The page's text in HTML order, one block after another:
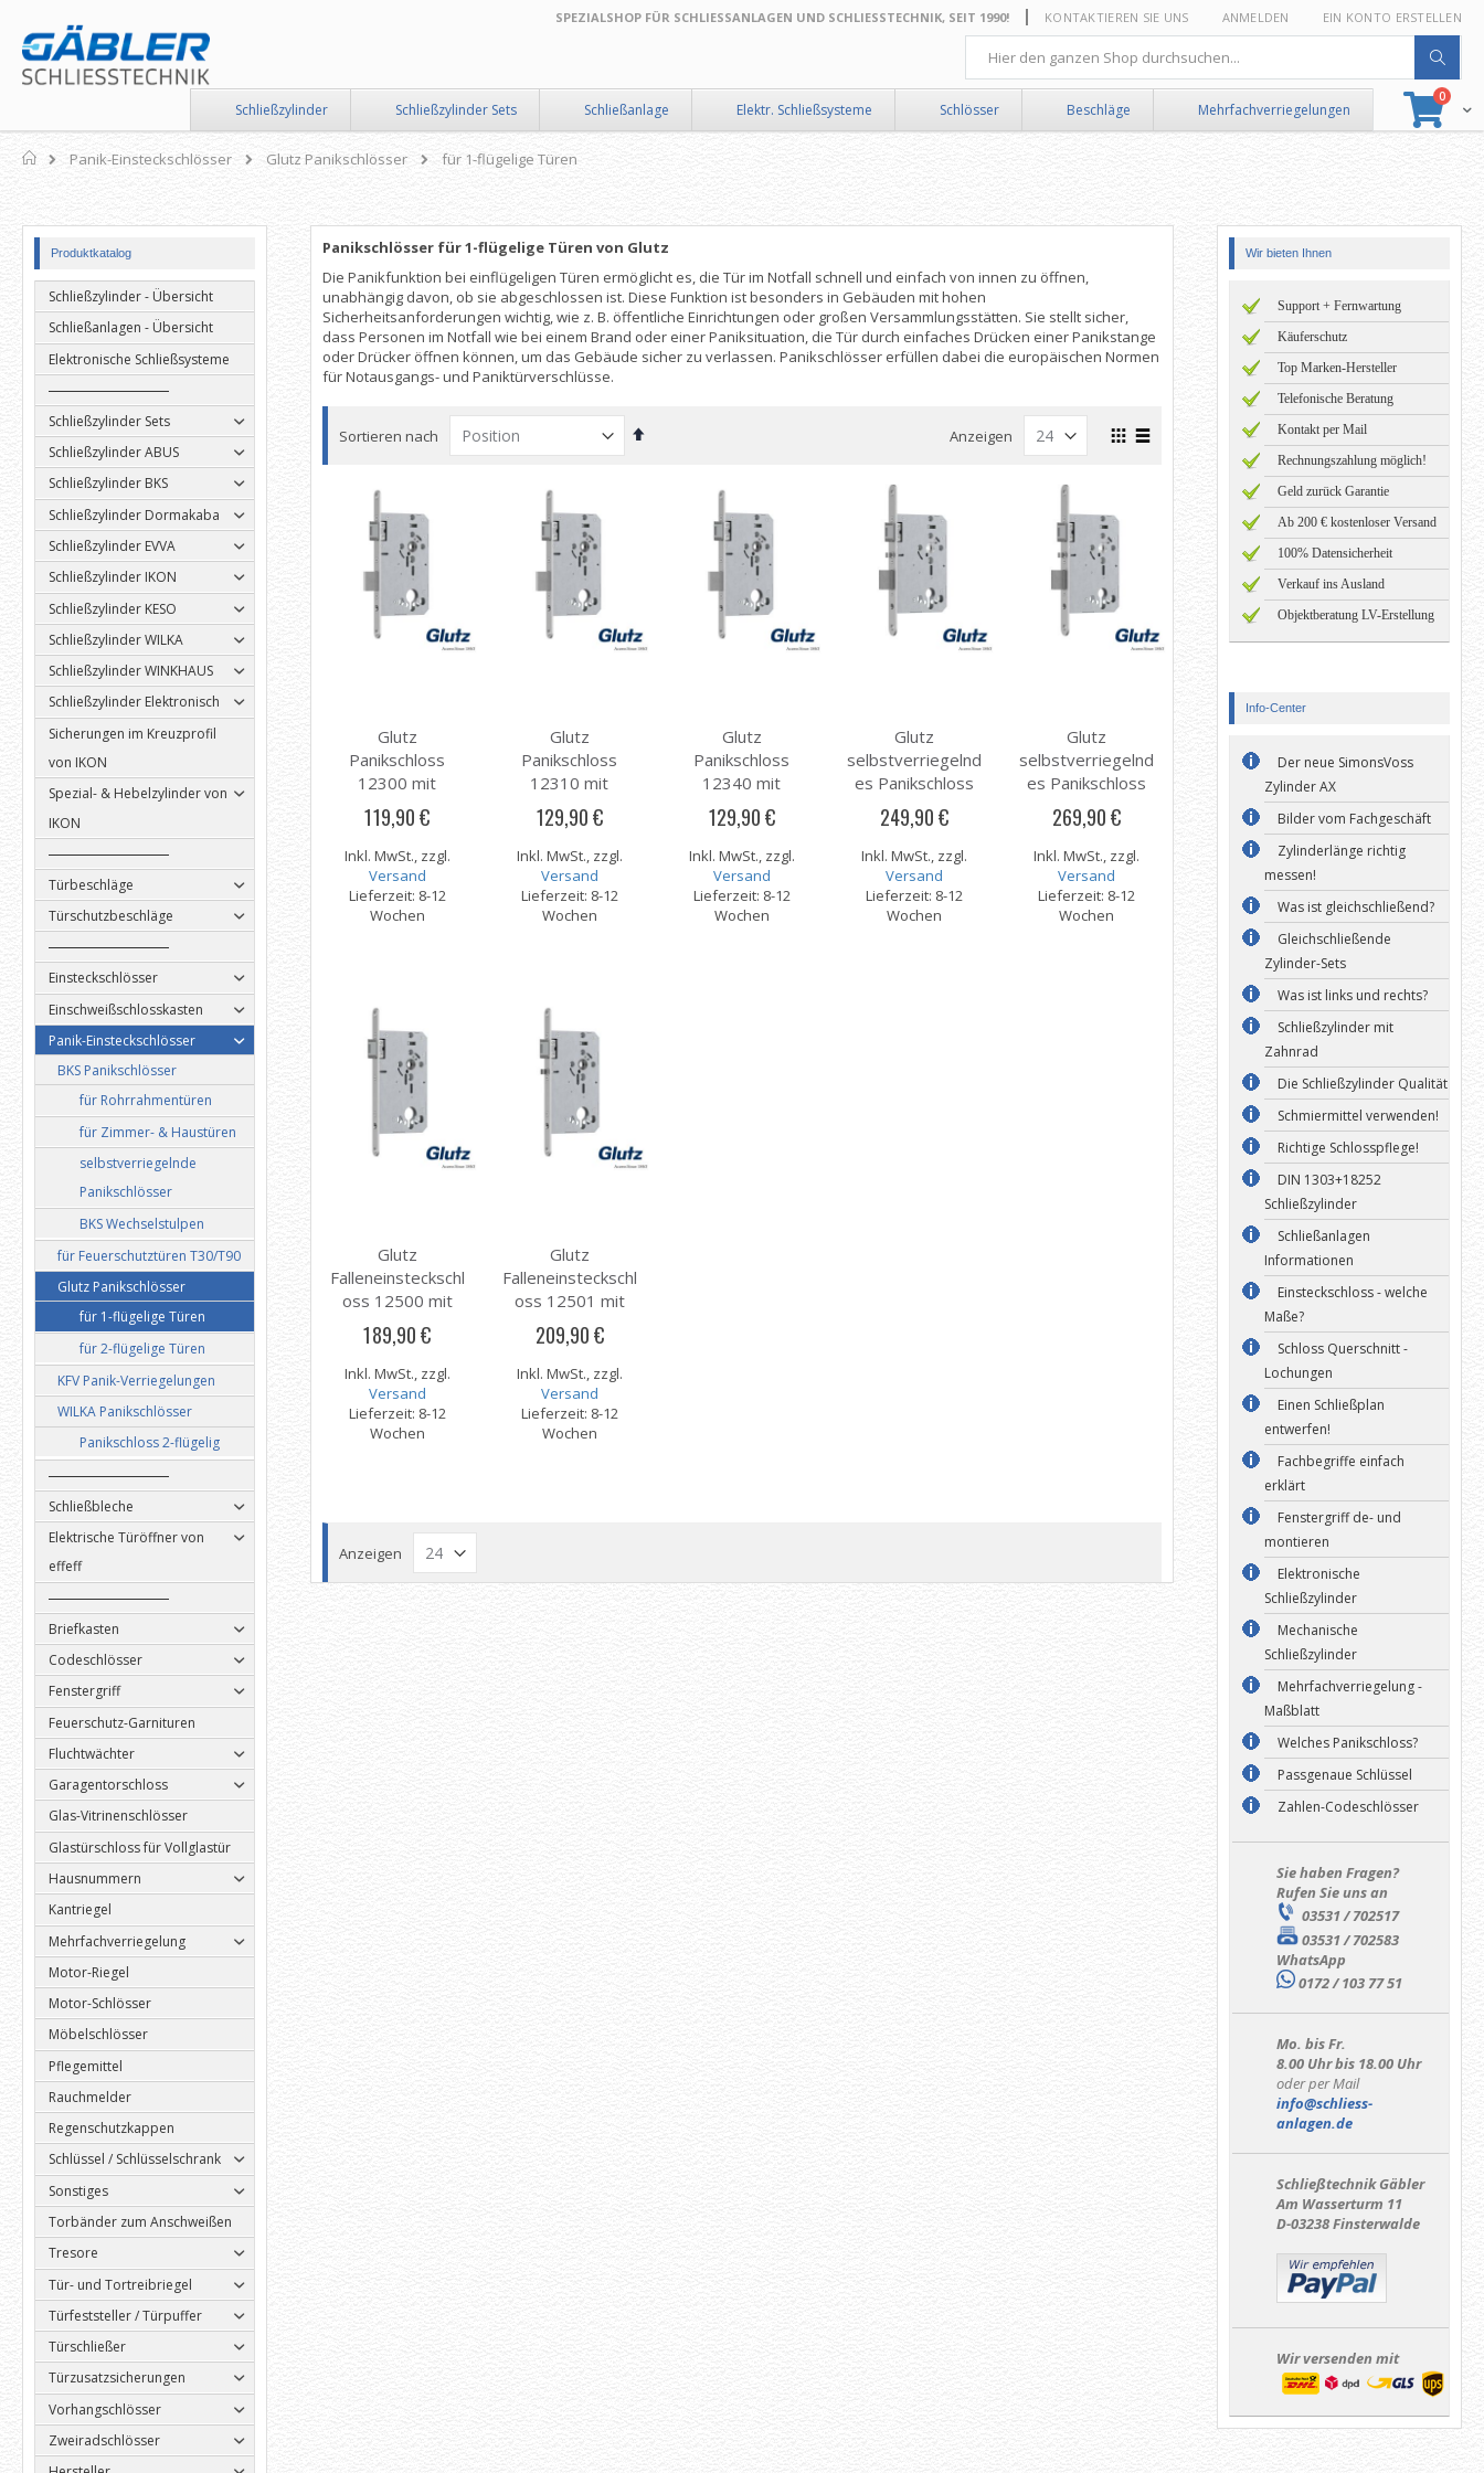
zum
Inhalt
SPEZIALSHOP FÜR SCHLIESSANLAGEN UND SCHLIESSTECHNIK, SEIT 1990! KONTAKTIEREN SIE UNS ANMELDEN EIN KONTO ERSTELLEN
0Artikel
Suche
Suche
Schließzylinder Schließzylinder Sets Schließanlage Elektr. Schließsysteme Schlösser Beschläge Mehrfachverriegelungen
Home
Panik-Einsteckschlösser Glutz Panikschlösser für 1-flügelige Türen
Panikschlösser für 1-flügelige Türen von Glutz
Die Panikfunktion bei einflügeligen Türen ermöglicht es, die Tür im Notfall schnell und einfach von innen zu öffnen,
unabhängig davon, ob sie abgeschlossen ist. Diese Funktion ist besonders in Gebäuden mit hohen
Sicherheitsanforderungen wichtig, wie z. B. öffentliche Einrichtungen oder großen Versammlungsstätten. Sie stellt sicher,
dass Personen im Notfall wie bei einem Brand oder einer Paniksituation, die Tür durch einfaches Drücken einer Panikstange
oder Drücker öffnen können, um das Gebäude sicher zu verlassen. Panikschlösser erfüllen dabei die europäischen Normen
für Notausgangs- und Paniktürverschlüsse.
Sortieren nach
In
Ansicht
Anzeigen
Glutz
Panikschloss
12300 mit
Panikfunktion E
119,90 €
Inkl. MwSt., zzgl.
Versand
Lieferzeit: 8-12
Wochen
Glutz
Panikschloss
12310 mit
Panikfunktion B
129,90 €
Inkl. MwSt., zzgl.
Versand
Lieferzeit: 8-12
Wochen
Glutz
Panikschloss
12340 mit
Panikfunktion D
129,90 €
Inkl. MwSt., zzgl.
Versand
Lieferzeit: 8-12
Wochen
Glutz
selbstverriegelnd
es Panikschloss
12400 mit
Panikfunktion E
249,90 €
Inkl. MwSt., zzgl.
Versand
Lieferzeit: 8-12
Wochen
Glutz
selbstverriegelnd
es Panikschloss
12410 mit
Panikfunktion B
269,90 €
Inkl. MwSt., zzgl.
Versand
Lieferzeit: 8-12
Wochen
Glutz
Falleneinsteckschl
oss 12500 mit
Panikfunktion E
189,90 €
Inkl. MwSt., zzgl.
Versand
Lieferzeit: 8-12
Wochen
Glutz
Falleneinsteckschl
oss 12501 mit
Panikfunktion E
mit
Fallenblockierung
209,90 €
Inkl. MwSt., zzgl.
Versand
Lieferzeit: 8-12
Wochen
Anzeigen
Produktkatalog
Schließzylinder - Übersicht
Schließanlagen - Übersicht
Elektronische Schließsysteme
Schließzylinder Sets
Schließzylinder ABUS
Schließzylinder BKS
Schließzylinder Dormakaba
Schließzylinder EVVA
Schließzylinder IKON
Schließzylinder KESO
Schließzylinder WILKA
Schließzylinder WINKHAUS
Schließzylinder Elektronisch
Sicherungen im Kreuzprofil
von IKON
Spezial- & Hebelzylinder von
IKON
Türbeschläge
Türschutzbeschläge
Einsteckschlösser
Einschweißschlosskasten
Panik-Einsteckschlösser
BKS Panikschlösser
für Rohrrahmentüren
für Zimmer- & Haustüren
selbstverriegelnde
Panikschlösser
BKS Wechselstulpen
für Feuerschutztüren T30/T90
Glutz Panikschlösser
für 1-flügelige Türen
für 2-flügelige Türen
KFV Panik-Verriegelungen
WILKA Panikschlösser
Panikschloss 2-flügelig
Schließbleche
Elektrische Türöffner von
effeff
Briefkasten
Codeschlösser
Fenstergriff
Feuerschutz-Garnituren
Fluchtwächter
Garagentorschloss
Glas-Vitrinenschlösser
Glastürschloss für Vollglastür
Hausnummern
Kantriegel
Mehrfachverriegelung
Motor-Riegel
Motor-Schlösser
Möbelschlösser
Pflegemittel
Rauchmelder
Regenschutzkappen
Schlüssel / Schlüsselschrank
Sonstiges
Torbänder zum Anschweißen
Tresore
Tür- und Tortreibriegel
Türfeststeller / Türpuffer
Türschließer
Türzusatzsicherungen
Vorhangschlösser
Zweiradschlösser
Wir bieten Ihnen
Support + Fernwartung
Käuferschutz
Top Marken-Hersteller
Telefonische Beratung
Kontakt per Mail
Rechnungszahlung möglich!
Geld zurück Garantie
Ab 200 € kostenloser Versand
100% Datensicherheit
Verkauf ins Ausland
Objektberatung LV-Erstellung
Info-Center
Der neue SimonsVoss
Zylinder AX
Bilder vom Fachgeschäft
Zylinderlänge richtig
messen!
Was ist gleichschließend?
Gleichschließende
Zylinder-Sets
Was ist links und rechts?
Schließzylinder mit
Zahnrad
Die Schließzylinder Qualität
Schmiermittel verwenden!
Richtige Schlosspflege!
DIN 1303+18252
Schließzylinder
Schließanlagen
Informationen
Einsteckschloss - welche
Maße?
Schloss Querschnitt -
Lochungen
Einen Schließplan
entwerfen!
Fachbegriffe einfach
erklärt
Fenstergriff de- und
montieren
Elektronische
Schließzylinder
Mechanische
Schließzylinder
Mehrfachverriegelung -
Maßblatt
Welches Panikschloss?
Passgenaue Schlüssel
Zahlen-Codeschlösser
Sie haben Fragen?
Rufen Sie uns an
03531 / 702517
03531 / 702583
WhatsApp
0172 / 103 77 51
Mo. bis Fr.
8.00 Uhr bis 18.00 Uhr
oder per Mail
info@schliess-
anlagen.de
Schließtechnik Gäbler
Am Wasserturm 11
D-03238 Finsterwalde
Wir versenden mit